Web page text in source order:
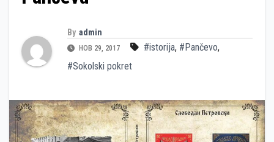
By admin
НОВ 29, 2017 #istorija, #Pančevo,
#Sokolski pokret